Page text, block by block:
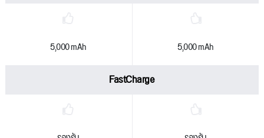
5,000 mAh 5,000 mAh
FastCharge